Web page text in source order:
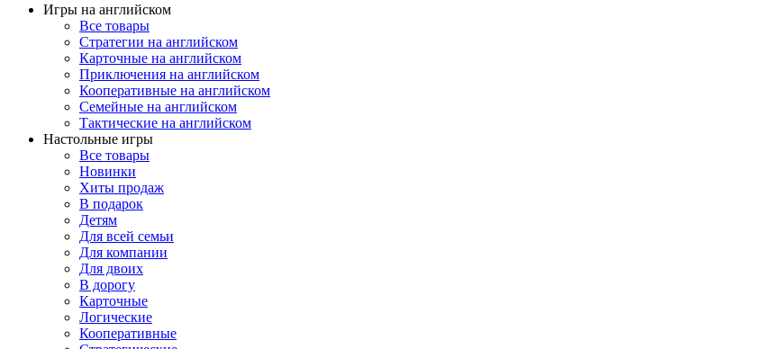
Игры на английском
Все товары
Стратегии на английском
Карточные на английском
Приключения на английском
Кооперативные на английском
Семейные на английском
Тактические на английском
Настольные игры
Все товары
Новинки
Хиты продаж
В подарок
Детям
Для всей семьи
Для компании
Для двоих
В дорогу
Карточные
Логические
Кооперативные